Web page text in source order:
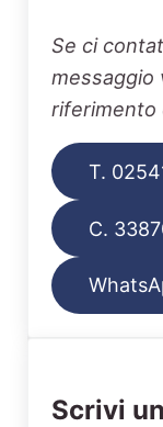
Se ci
messaggio
riferimento
T.
C.
Scrivi